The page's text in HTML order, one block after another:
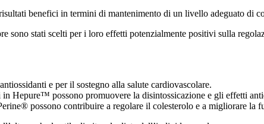
benefici in termini di mantenimento di un livello adeguato di
sono stati scelti per i loro effetti potenzialmente positivi sulla
e per il sostegno alla salute cardiovascolare.
Hepure™ possono promuovere la disintossicazione e gli effetti
possono contribuire a regolare il colesterolo e a migliorare la